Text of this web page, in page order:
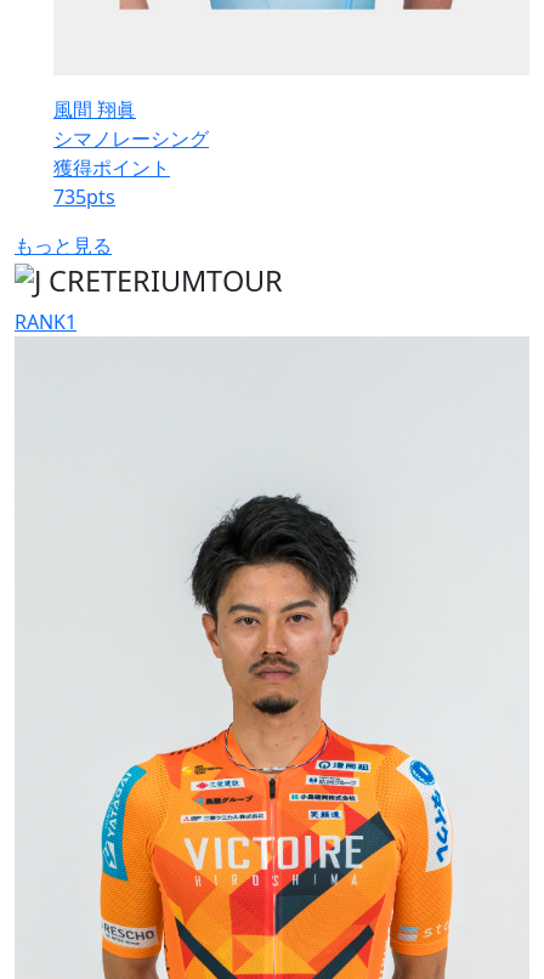
風間 翔眞
シマノレーシング
獲得ポイント
735pts
もっと見る
RANK1